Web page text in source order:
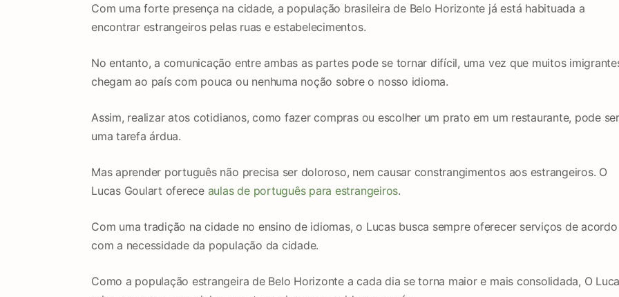
Com uma forte presença na cidade, a população brasileira de Belo Horizonte já está habituada a
encontrar estrangeiros pelas ruas e estabelecimentos.
No entanto, a comunicação entre ambas as partes pode se tornar difícil, uma vez que muitos
chegam ao país com pouca ou nenhuma noção sobre o nosso idioma.
Assim, realizar atos cotidianos, como fazer compras ou escolher um prato em um restaurante, pode
uma tarefa árdua.
Mas aprender português não precisa ser doloroso, nem causar constrangimentos aos estrangeiros. O
Lucas Goulart oferece aulas de português para estrangeiros.
Com uma tradição na cidade no ensino de idiomas, o Lucas busca sempre oferecer serviços de acordo
com a necessidade da população da cidade.
Como a população estrangeira de Belo Horizonte a cada dia se torna maior e mais consolidada, O